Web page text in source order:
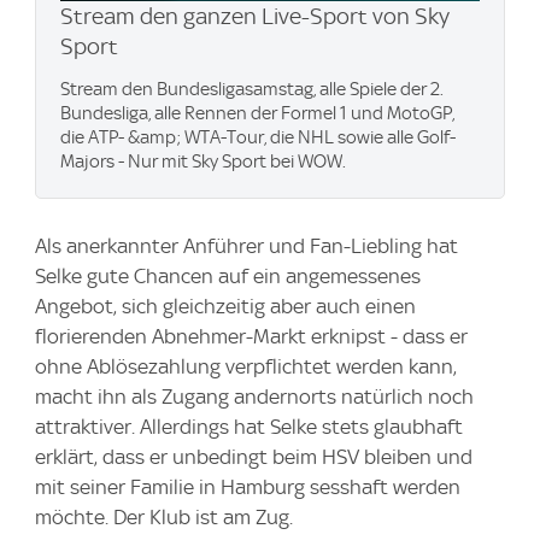
Stream den ganzen Live-Sport von Sky
Sport
Stream den Bundesligasamstag, alle Spiele der 2.
Bundesliga, alle Rennen der Formel 1 und MotoGP,
die ATP- &amp; WTA-Tour, die NHL sowie alle Golf-
Majors - Nur mit Sky Sport bei WOW.
Als anerkannter Anführer und Fan-Liebling hat
Selke gute Chancen auf ein angemessenes
Angebot, sich gleichzeitig aber auch einen
florierenden Abnehmer-Markt erknipst - dass er
ohne Ablösezahlung verpflichtet werden kann,
macht ihn als Zugang andernorts natürlich noch
attraktiver. Allerdings hat Selke stets glaubhaft
erklärt, dass er unbedingt beim HSV bleiben und
mit seiner Familie in Hamburg sesshaft werden
möchte. Der Klub ist am Zug.